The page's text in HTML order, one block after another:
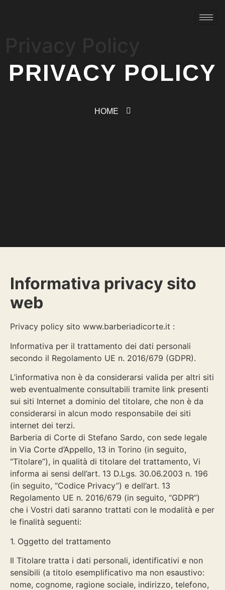
PRIVACY POLICY
HOME
Informativa privacy sito
web
Privacy policy sito www.barberiadicorte.it :
Informativa per il trattamento dei dati personali
secondo il Regolamento UE n. 2016/679 (GDPR).
L’informativa non è da considerarsi valida per altri siti
web eventualmente consultabili tramite link presenti
sui siti Internet a dominio del titolare, che non è da
considerarsi in alcun modo responsabile dei siti
internet dei terzi.
Barberia di Corte di Stefano Sardo, con sede legale
in Via Corte d’Appello, 13 in Torino (in seguito,
“Titolare”), in qualità di titolare del trattamento, Vi
informa ai sensi dell’art. 13 D.Lgs. 30.06.2003 n. 196
(in seguito, “Codice Privacy”) e dell’art. 13
Regolamento UE n. 2016/679 (in seguito, “GDPR”)
che i Vostri dati saranno trattati con le modalità e per
le finalità seguenti:
1. Oggetto del trattamento
Il Titolare tratta i dati personali, identificativi e non
sensibili (a titolo esemplificativo ma non esaustivo:
nome, cognome, ragione sociale, indirizzo, telefono,